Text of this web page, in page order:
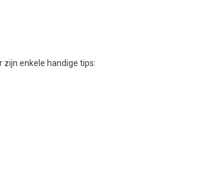
enkele handige tips: